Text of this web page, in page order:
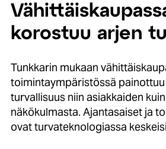
korostuu arjen
Tunkkarin mukaan
toimintaympäristössä
turvallisuus niin asiakkaiden
näkökulmasta. Ajantasaiset ja
ovat turvateknologiassa